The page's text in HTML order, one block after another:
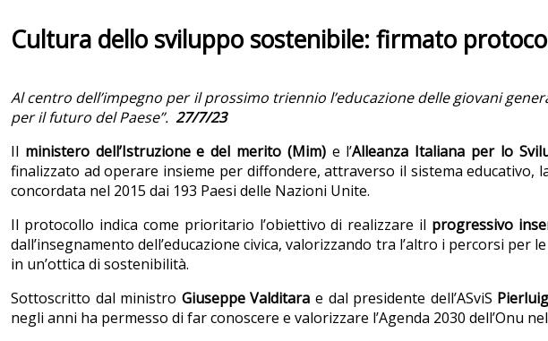
Cultura dello sviluppo sostenibile: firmato
Al centro dell’impegno per il prossimo triennio l’educazione delle giovani
per il futuro del Paese”. 27/7/23
Il ministero dell’Istruzione e del merito (Mim)e l’Alleanza Italiana per lo
finalizzato ad operare insieme per diffondere, attraverso il sistema educativo,
concordata nel 2015 dai 193 Paesi delle Nazioni Unite.
Il protocollo indica come prioritario l’obiettivo di realizzare il progressivo
dall’insegnamento dell’educazione civica, valorizzando tra l’altro i percorsi
in un’ottica di sostenibilità.
Sottoscritto dal ministro Giuseppe Valditara e dal presidente dell’ASviS
negli anni ha permesso di far conoscere e valorizzare l’Agenda 2030 dell’Onu